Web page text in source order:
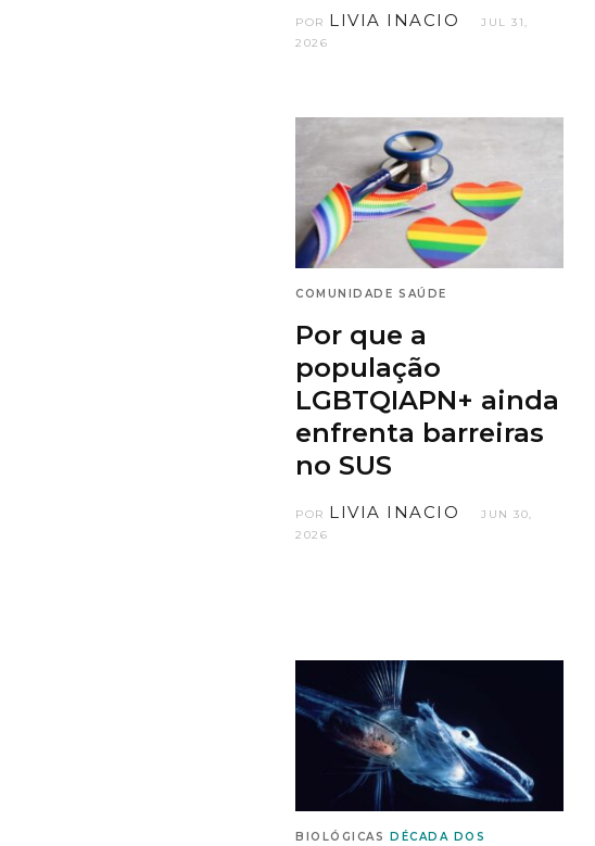
POR LIVIA INACIO
JUL 31,
2026
COMUNIDADE SAÚDE
Por que a
população
LGBTQIAPN+ ainda
enfrenta barreiras
no SUS
POR LIVIA INACIO
JUN 30,
2026
BIOLÓGICAS DÉCADA DOS